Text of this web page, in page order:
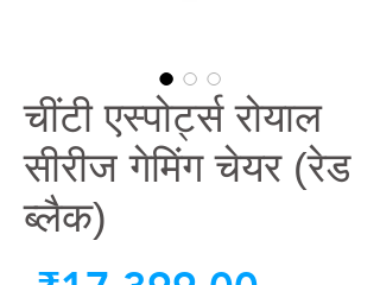
चींटी एस्पोर्ट्स रोयाल
सीरीज गेमिंग चेयर (रेड
ब्लैक)